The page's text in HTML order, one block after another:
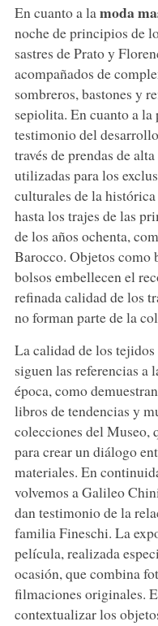
En cuanto a la moda
noche de principios de
sastres de Prato y
acompañados de
sombreros, bastones y
sepiolita. En cuanto a
testimonio del
través de prendas de
utilizadas para los
culturales de la
hasta los trajes de las
de los años ochenta,
Barocco. Objetos como
bolsos embellecen el
refinada calidad de los
no forman parte de la
La calidad de los
siguen las referencias a
época, como
libros de tendencias y
colecciones del Museo,
para crear un diálogo
materiales. En
volvemos a Galileo
dan testimonio de la
familia Fineschi. La
película, realizada
ocasión, que combina
filmaciones originales.
contextualizar los